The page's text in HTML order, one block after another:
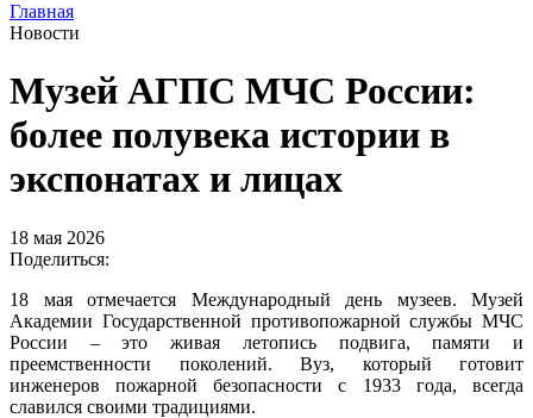
Главная
Новости
Музей АГПС МЧС России:
более полувека истории в
экспонатах и лицах
18 мая 2026
Поделиться:
18 мая отмечается Международный день музеев. Музей
Академии Государственной противопожарной службы МЧС
России – это живая летопись подвига, памяти и
преемственности поколений. Вуз, который готовит
инженеров пожарной безопасности с 1933 года, всегда
славился своими традициями.